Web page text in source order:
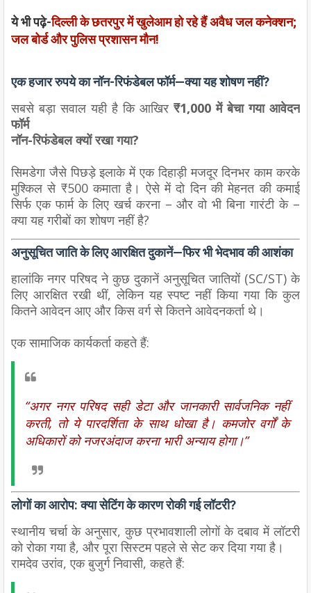
ये भी पढ़े-दिल्ली के छतरपुर में खुलेआम हो रहे हैं अवैध जल कनेक्शन;
जल बोर्ड और पुलिस प्रशासन मौन!
एक हजार रुपये का नॉन-रिफंडेबल फॉर्म—क्या यह शोषण नहीं?
सबसे बड़ा सवाल यही है कि आखिर ₹1,000 में बेचा गया आवेदन
फॉर्म
नॉन-रिफंडेबल क्यों रखा गया?
सिमडेगा जैसे पिछड़े इलाके में एक दिहाड़ी मजदूर दिनभर काम करके
मुश्किल से ₹500 कमाता है। ऐसे में दो दिन की मेहनत की कमाई
सिर्फ एक फार्म के लिए खर्च करना – और वो भी बिना गारंटी के –
क्या यह गरीबों का शोषण नहीं है?
अनुसूचित जाति के लिए आरक्षित दुकानें—फिर भी भेदभाव की आशंका
हालांकि नगर परिषद ने कुछ दुकानें अनुसूचित जातियों (SC/ST) के
लिए आरक्षित रखी थीं, लेकिनयह स्पष्ट नहीं किया गया कि कुल
कितने आवेदन आए और किस वर्ग से कितने आवेदनकर्ता थे।
एक सामाजिक कार्यकर्ता कहते हैं:
“अगर नगर परिषद सही डेटा और जानकारी सार्वजनिक नहीं
करती, तो ये पारदर्शिता के साथ धोखा है। कमजोर वर्गों के
अधिकारों को नजरअंदाज करना भारी अन्याय होगा।”
लोगों का आरोप: क्या सेटिंग के कारण रोकी गई लॉटरी?
स्थानीय चर्चा के अनुसार,कुछ प्रभावशाली लोगों के दबाव में लॉटरी
को रोका गया है, और पूरा सिस्टम पहले से सेट कर दिया गया है।
रामदेव उरांव, एक बुजुर्ग निवासी, कहते हैं: